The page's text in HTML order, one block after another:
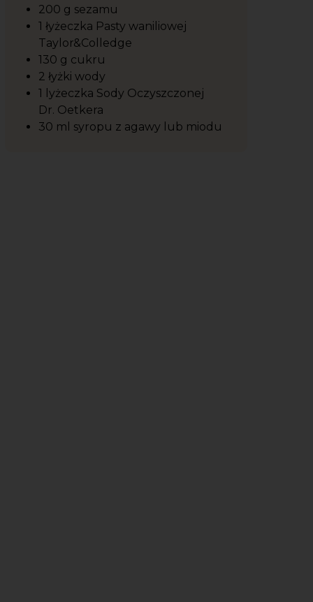
200 g sezamu
1 łyżeczka Pasty waniliowej
Taylor&Colledge
130 g cukru
2 łyżki wody
1 lyżeczka Sody Oczyszczonej
Dr. Oetkera
30 ml syropu z agawy lub miodu